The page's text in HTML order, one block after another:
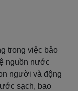
trong việc bảo
nguồn nước
người và động
sạch, bao